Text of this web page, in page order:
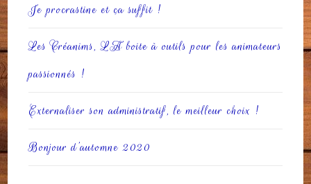
Je procrastine et ça suffit !
Les Créanims, LA boite à outils pour les animateurs
passionnés !
Externaliser son administratif, le meilleur choix !
Bonjour d’automne 2020